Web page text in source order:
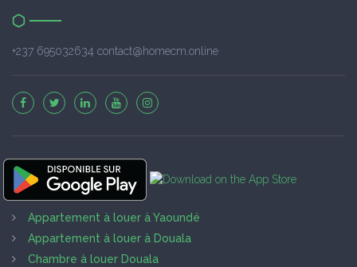
+237 695032634 contact@homecm.online
Appartement à louer à Yaoundé
Appartement à louer à Douala
Chambre à louer Douala